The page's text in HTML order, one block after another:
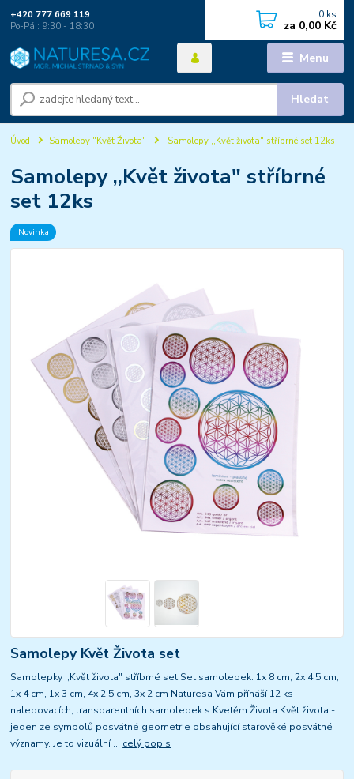
Menu
Hledat
+420 777 669 119
Po-Pá : 9:30 - 18:30
0 ks
za 0,00 Kč
Úvod Samolepy "Květ Života" Samolepy ,,Květ života" stříbrné set 12ks
Samolepy ,,Květ života" stříbrné
set 12ks
Novinka
Samolepy Květ Života set
Samolepky ,,Květ života" stříbrné set Set samolepek: 1x 8 cm, 2x 4.5 cm,
1x 4 cm, 1x 3 cm, 4x 2.5 cm, 3x 2 cm Naturesa Vám přínáší 12 ks
nalepovacích, transparentních samolepek s Kvetěm Života Květ života -
jeden ze symbolů posvátné geometrie obsahující starověké posvátné
významy. Je to vizuální ... celý popis